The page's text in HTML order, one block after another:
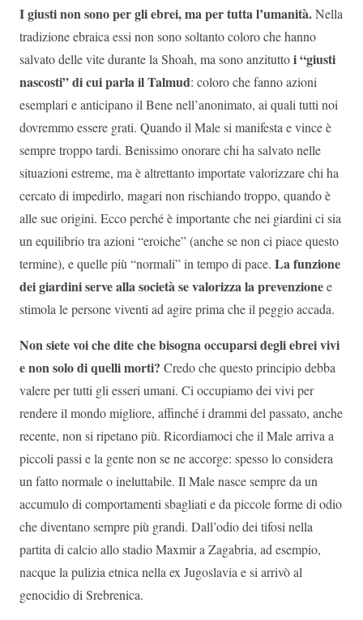
I giusti non sono per gli ebrei, ma per tutta l’umanità.Nella
tradizione ebraica essi non sono soltanto coloro che hanno
salvato delle vite durante la Shoah, ma sono anzituttoi “giusti
nascosti” di cui parla il Talmud: coloro che fanno azioni
esemplari e anticipano il Bene nell’anonimato, ai quali tutti noi
dovremmo essere grati. Quando il Male si manifesta e vince è
sempre troppo tardi. Benissimo onorare chi ha salvato nelle
situazioni estreme, ma è altrettanto importate valorizzare chi ha
cercato di impedirlo, magari non rischiando troppo, quando è
alle sue origini. Ecco perché è importante che nei giardini ci sia
un equilibrio tra azioni “eroiche” (anche se non ci piace questo
termine), e quelle più “normali” in tempo di pace. La funzione
dei giardini serve alla società se valorizza la prevenzionee
stimola le persone viventi ad agire prima che il peggio accada.
Non siete voi che dite che bisogna occuparsi degli ebrei vivi
e non solo di quelli morti? Credo che questo principio debba
valere per tutti gli esseri umani. Ci occupiamo dei vivi per
rendere il mondo migliore, affinché i drammi del passato, anche
recente, non si ripetano più. Ricordiamoci che il Male arriva a
piccoli passi e la gente non se ne accorge: spesso lo considera
un fatto normale o ineluttabile. Il Male nasce sempre da un
accumulo di comportamenti sbagliati e da piccole forme di odio
che diventano sempre più grandi. Dall’odio dei tifosi nella
partita di calcio allo stadio Maxmir a Zagabria, ad esempio,
nacque la pulizia etnica nella ex Jugoslavia e si arrivò al
genocidio di Srebrenica.